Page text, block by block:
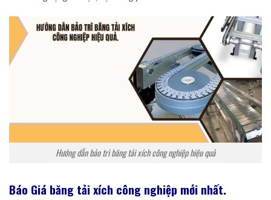
Hướng dẫn bảo trì băng tải xích công nghiệp hiệu quả
Báo Giá băng tảixích công nghiệp mới nhất.